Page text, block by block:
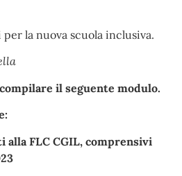
la nuova scuola inclusiva.
il seguente modulo.
FLC CGIL, comprensivi